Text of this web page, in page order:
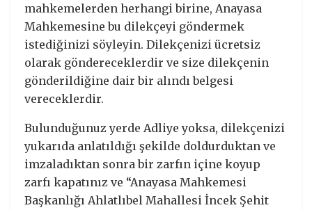
mahkemelerden herhangi birine, Anayasa
Mahkemesine bu dilekçeyi göndermek
istediğinizi söyleyin. Dilekçenizi ücretsiz
olarak göndereceklerdir ve size dilekçenin
gönderildiğine dair bir alındı belgesi
vereceklerdir.
Bulunduğunuz yerde Adliye yoksa, dilekçenizi
yukarıda anlatıldığı şekilde doldurduktan ve
imzaladıktan sonra bir zarfın içine koyup
zarfı kapatınız ve “Anayasa Mahkemesi
Başkanlığı Ahlatlıbel Mahallesi İncek Şehit